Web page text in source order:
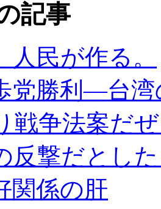
記事
人民が作る。
党勝利―台
戦争法案だ
反撃だとし
関係の肝